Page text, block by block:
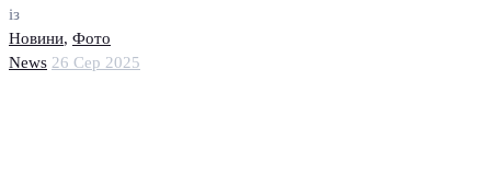
із
Новини, Фото
News 26 Сер 2025